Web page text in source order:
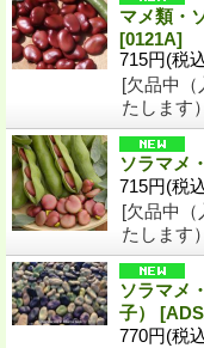
マメ類・
[0121A]
715円(税
[欠品中（
たします
ソラマメ
715円(税
[欠品中（
たします
ソラマメ
子）
770円(税